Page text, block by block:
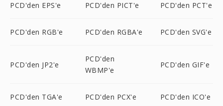
PCD'den EPS'e PCD'den PICT'e PCD'den PCT'e
PCD'den RGB'e PCD'den RGBA'e PCD'den SVG'e
PCD'den JP2'e
PCD'den
WBMP'e
PCD'den GIF'e
PCD'den TGA'e PCD'den PCX'e PCD'den ICO'e